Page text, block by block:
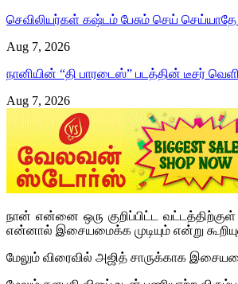
செவிலியர்கள் கஷ்டம் பேசும் செய்
Aug 7, 2026
நானியின் “தி பாரடைஸ்” படத்தின் டீசர்
Aug 7, 2026
நான் என்னை ஒரு குறிப்பிட்ட
என்னால் இசையமைக்க முடியும் என்று
மேலும் விரைவில் அஜித் சாருக்காக